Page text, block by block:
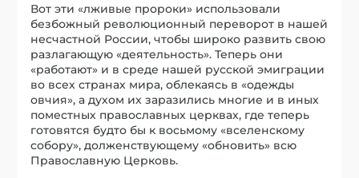
Вот эти «лживые пророки» использовали
безбожный революционный переворот в нашей
несчастной России, чтобы широко развить свою
разлагающую «деятельность». Теперь они
«работают» и в среде нашей русской эмиграции
во всех странах мира, облекаясь в «одежды
овчия», а духом их заразились многие и в иных
поместных православных церквах, где теперь
готовятся будто бы к восьмому «вселенскому
собору», долженствующему «обновить» всю
Православную Церковь.